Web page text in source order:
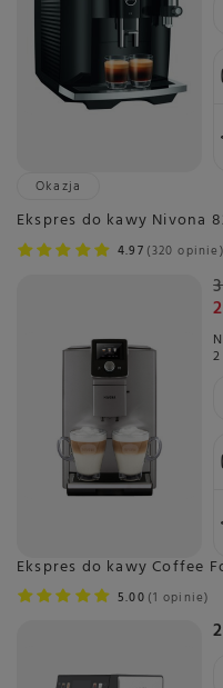
Okazja
Ekspres do kawy Nivona
4.97 320 opinie
Ekspres do kawy Coffee
5.00 1 opinie